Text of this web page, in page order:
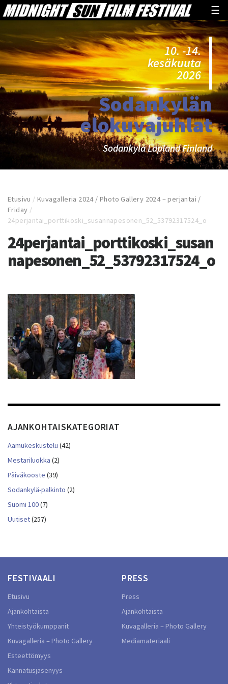
☰
10. -14.
kesäkuuta
2026
Sodankylän
elokuvajuhlat
Sodankylä Lapland Finland
Etusivu /Kuvagalleria 2024 / Photo Gallery 2024 – perjantai /
Friday /
24perjantai_porttikoski_susannapesonen_52_53792317524_o
24perjantai_porttikoski_susan
napesonen_52_53792317524_o
AJANKOHTAISKATEGORIAT
Aamukeskustelu (42)
Mestariluokka (2)
Päiväkooste (39)
Sodankylä-palkinto (2)
Suomi 100(7)
Uutiset(257)
FESTIVAALI
Etusivu
Ajankohtaista
Yhteistyökumppanit
Kuvagalleria – Photo Gallery
Esteettömyys
Kannatusjäsenyys
PRESS
Press
Ajankohtaista
Kuvagalleria – Photo Gallery
Mediamateriaali